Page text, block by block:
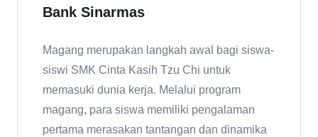
Bank Sinarmas
Magang merupakan langkah awal bagi siswa-
siswi SMK Cinta Kasih Tzu Chi untuk
memasuki dunia kerja. Melalui program
magang, para siswa memiliki pengalaman
pertama merasakan tantangan dan dinamika